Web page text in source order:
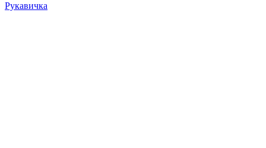
Рукавичка